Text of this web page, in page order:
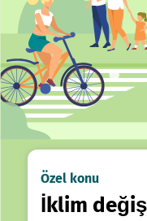
Özel konu
İklim